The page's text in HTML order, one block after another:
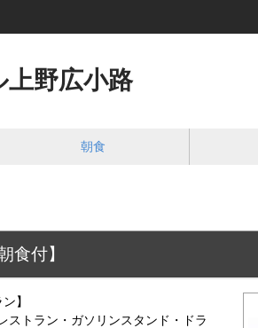
野広小路
朝食
食付】
】
トラン・ガソリンスタンド・ドラ